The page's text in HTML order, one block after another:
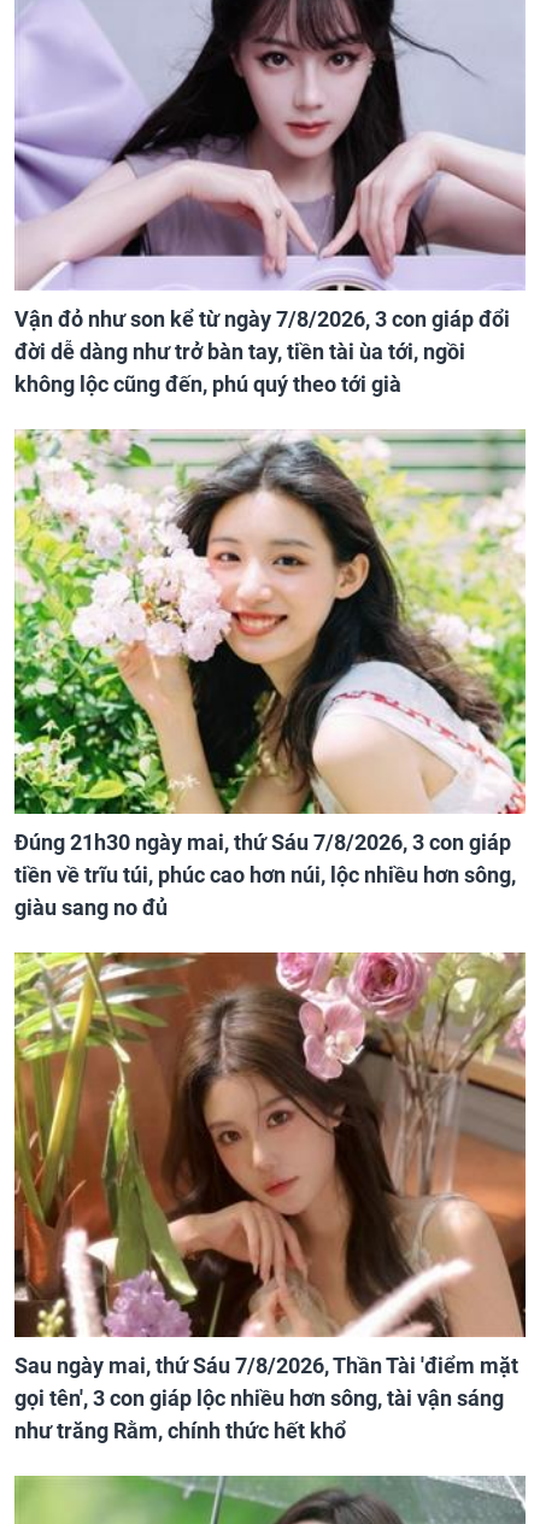
Vận đỏ như son kể từ ngày 7/8/2026, 3 con giáp đổi
đời dễ dàng như trở bàn tay, tiền tài ùa tới, ngồi
không lộc cũng đến, phú quý theo tới già
Đúng 21h30 ngày mai, thứ Sáu 7/8/2026, 3 con giáp
tiền về trĩu túi, phúc cao hơn núi, lộc nhiều hơn sông,
giàu sang no đủ
Sau ngày mai, thứ Sáu 7/8/2026, Thần Tài 'điểm mặt
gọi tên', 3 con giáp lộc nhiều hơn sông, tài vận sáng
như trăng Rằm, chính thức hết khổ